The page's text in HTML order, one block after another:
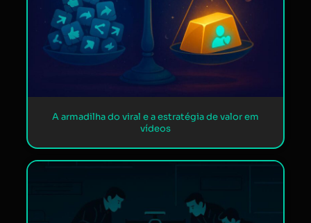
A armadilha do viral e a estratégia de valor em
vídeos